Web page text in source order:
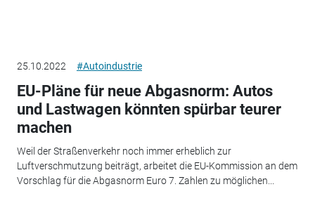
25.10.2022 #Autoindustrie
EU-Pläne für neue Abgasnorm: Autos
und Lastwagen könnten spürbar teurer
machen
Weil der Straßenverkehr noch immer erheblich zur
Luftverschmutzung beiträgt, arbeitet die EU-Kommission an dem
Vorschlag für die Abgasnorm Euro 7. Zahlen zu möglichen...